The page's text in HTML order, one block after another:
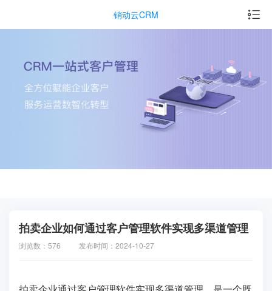
销动云CRM
拍卖企业如何通过客户管理软件实现多渠道管理
浏览数：576 发布时间：2024-10-27